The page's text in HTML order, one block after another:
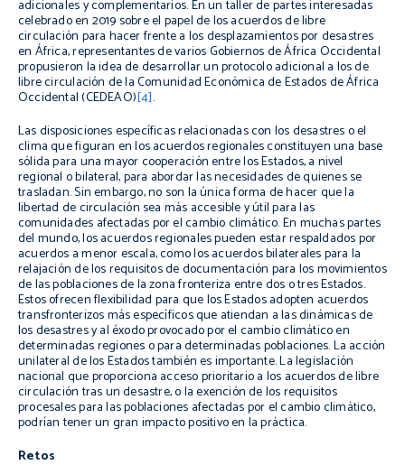
adicionales y complementarios. En un taller de partes interesadas
celebrado en 2019 sobre el papel de los acuerdos de libre
circulación para hacer frente a los desplazamientos por desastres
en África, representantes de varios Gobiernos de África Occidental
propusieron la idea de desarrollar un protocolo adicional a los de
libre circulación de la Comunidad Económica de Estados de África
Occidental (CEDEAO)[4].
Las disposiciones específicas relacionadas con los desastres o el
clima que figuran en los acuerdos regionales constituyen una base
sólida para una mayor cooperación entre los Estados, a nivel
regional o bilateral, para abordar las necesidades de quienes se
trasladan. Sin embargo, no son la única forma de hacer que la
libertad de circulación sea más accesible y útil para las
comunidades afectadas por el cambio climático. En muchas partes
del mundo, los acuerdos regionales pueden estar respaldados por
acuerdos a menor escala, como los acuerdos bilaterales para la
relajación de los requisitos de documentación para los movimientos
de las poblaciones de la zona fronteriza entre dos o tres Estados.
Estos ofrecen flexibilidad para que los Estados adopten acuerdos
transfronterizos más específicos que atiendan a las dinámicas de
los desastres y al éxodo provocado por el cambio climático en
determinadas regiones o para determinadas poblaciones. La acción
unilateral de los Estados también es importante. La legislación
nacional que proporciona acceso prioritario a los acuerdos de libre
circulación tras un desastre, o la exención de los requisitos
procesales para las poblaciones afectadas por el cambio climático,
podrían tener un gran impacto positivo en la práctica.
Retos